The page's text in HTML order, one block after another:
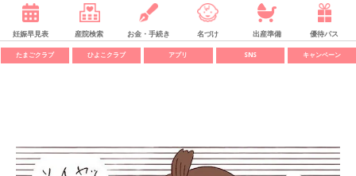
妊娠早見表 産院検索 お金・手続き 名づけ 出産準備 優待パス
たまごクラブ ひよこクラブ アプリ SNS キャンペーン